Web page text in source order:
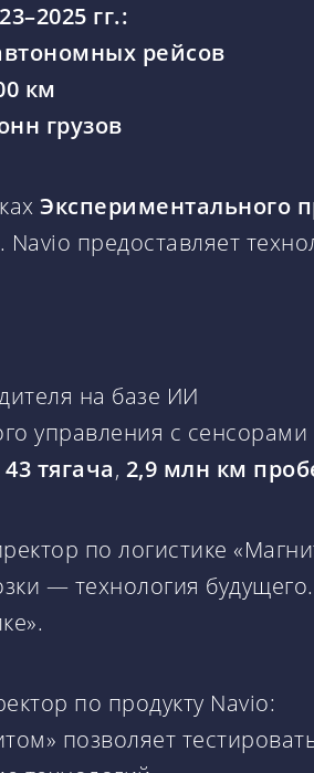
гг.:
рейсов
км
грузов
Экспериментального
предоставляет
на базе ИИ
управления с
43 тягача, 2,9 млн км
по логистике
— технология
по продукту Navio:
позволяет